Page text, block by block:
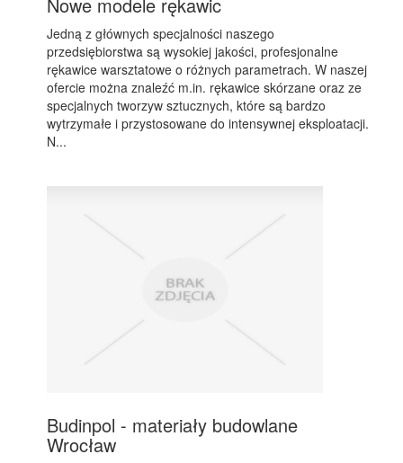
Jedną z głównych specjalności naszego
przedsiębiorstwa są wysokiej jakości, profesjonalne
rękawice warsztatowe o różnych parametrach. W naszej
ofercie można znaleźć m.in. rękawice skórzane oraz ze
specjalnych tworzyw sztucznych, które są bardzo
wytrzymałe i przystosowane do intensywnej eksploatacji.
N...
Budinpol - materiały budowlane
Wrocław